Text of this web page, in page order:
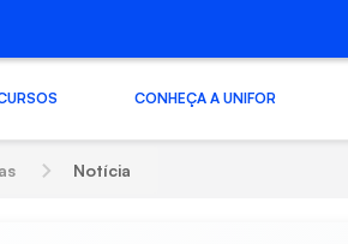
CONHEÇA A UNIFOR
Notícia